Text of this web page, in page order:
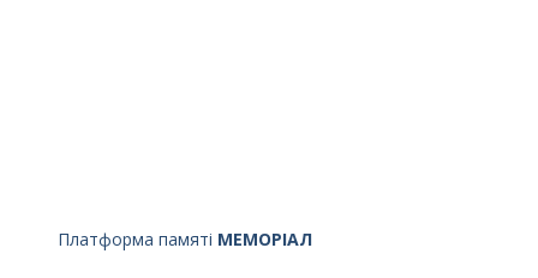
Платформа памяті МЕМОРІАЛ